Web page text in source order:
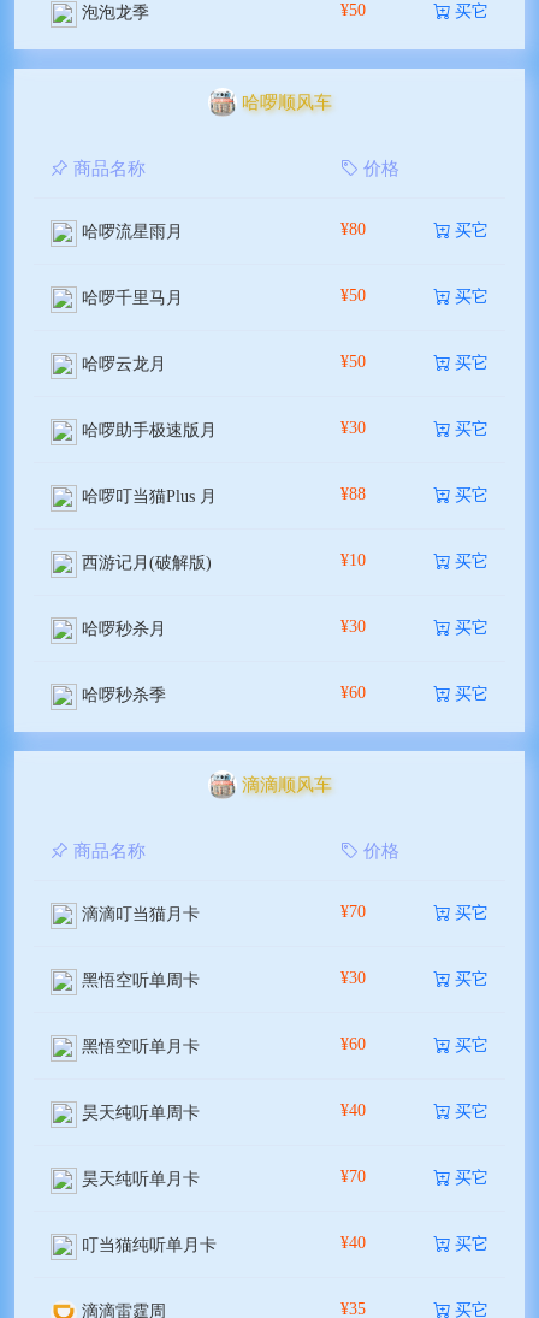
泡泡龙季 ¥50 买它
哈啰顺风车
商品名称 价格
哈啰流星雨月 ¥80 买它
哈啰千里马月 ¥50 买它
哈啰云龙月 ¥50 买它
哈啰助手极速版月 ¥30 买它
哈啰叮当猫Plus 月 ¥88 买它
西游记月(破解版) ¥10 买它
哈啰秒杀月 ¥30 买它
哈啰秒杀季 ¥60 买它
滴滴顺风车
商品名称 价格
滴滴叮当猫月卡 ¥70 买它
黑悟空听单周卡 ¥30 买它
黑悟空听单月卡 ¥60 买它
昊天纯听单周卡 ¥40 买它
昊天纯听单月卡 ¥70 买它
叮当猫纯听单月卡 ¥40 买它
滴滴雷霆周 ¥35 买它